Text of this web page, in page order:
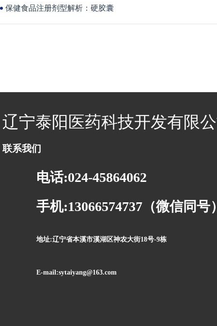
保健食品注册剂型解析：硬胶囊
辽宁泰阳医药科技开发有限
联系我们
电话:024-45864062
手机:13066574737（微信同号
地址:辽宁省本溪市溪湖区神农大街18号-9栋
E-mail:sytaiyang@163.com